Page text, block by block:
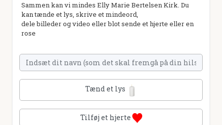
Sammen kan vi mindes Elly Marie Bertelsen Kirk. Du
kan tænde et lys, skrive et mindeord,
dele billeder og video eller blot sende et hjerte eller en
rose
Tænd et lys
Tilføj et hjerte